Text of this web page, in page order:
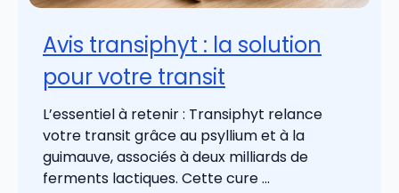
Avis transiphyt : la solution
pour votre transit
L’essentiel à retenir : Transiphyt relance
votre transit grâce au psyllium et à la
guimauve, associés à deux milliards de
ferments lactiques. Cette cure ...